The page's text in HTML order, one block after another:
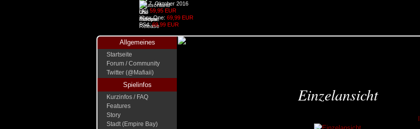
7. Oktober 2016
PC: 59,95 EUR
Xbox One: 69,99 EUR
PS4:69,99 EUR
Allgemeines
Startseite
Forum / Community
Twitter (@Mafiaii)
Spielinfos
Kurzinfos / FAQ
Features
Story
Stadt (Empire Bay)
Einzelansicht